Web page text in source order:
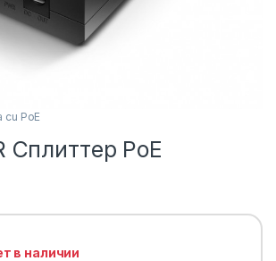
cu PoE
Сплиттер PoE
в наличии